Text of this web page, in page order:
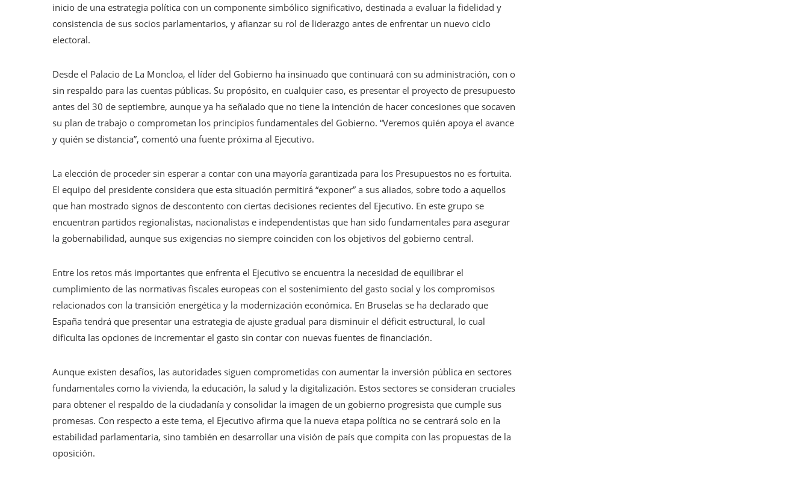
inicio de una estrategia política con un componente simbólico significativo, destinada a evaluar la fidelidad y
consistencia de sus socios parlamentarios, y afianzar su rol de liderazgo antes de enfrentar un nuevo ciclo
electoral.
Desde el Palacio de La Moncloa, el líder del Gobierno ha insinuado que continuará con su administración, con o
sin respaldo para las cuentas públicas. Su propósito, en cualquier caso, es presentar el proyecto de presupuesto
antes del 30 de septiembre, aunque ya ha señalado que no tiene la intención de hacer concesiones que socaven
su plan de trabajo o comprometan los principios fundamentales del Gobierno. “Veremos quién apoya el avance
y quién se distancia”, comentó una fuente próxima al Ejecutivo.
La elección de proceder sin esperar a contar con una mayoría garantizada para los Presupuestos no es fortuita.
El equipo del presidente considera que esta situación permitirá “exponer” a sus aliados, sobre todo a aquellos
que han mostrado signos de descontento con ciertas decisiones recientes del Ejecutivo. En este grupo se
encuentran partidos regionalistas, nacionalistas e independentistas que han sido fundamentales para asegurar
la gobernabilidad, aunque sus exigencias no siempre coinciden con los objetivos del gobierno central.
Entre los retos más importantes que enfrenta el Ejecutivo se encuentra la necesidad de equilibrar el
cumplimiento de las normativas fiscales europeas con el sostenimiento del gasto social y los compromisos
relacionados con la transición energética y la modernización económica. En Bruselas se ha declarado que
España tendrá que presentar una estrategia de ajuste gradual para disminuir el déficit estructural, lo cual
dificulta las opciones de incrementar el gasto sin contar con nuevas fuentes de financiación.
Aunque existen desafíos, las autoridades siguen comprometidas con aumentar la inversión pública en sectores
fundamentales como la vivienda, la educación, la salud y la digitalización. Estos sectores se consideran cruciales
para obtener el respaldo de la ciudadanía y consolidar la imagen de un gobierno progresista que cumple sus
promesas. Con respecto a este tema, el Ejecutivo afirma que la nueva etapa política no se centrará solo en la
estabilidad parlamentaria, sino también en desarrollar una visión de país que compita con las propuestas de la
oposición.